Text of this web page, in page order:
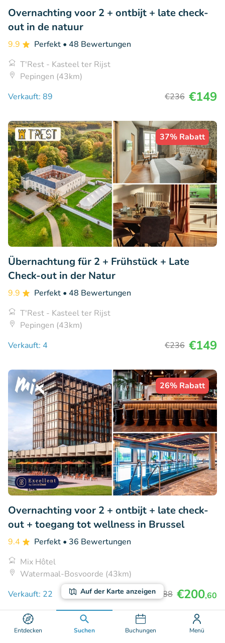
Entdecken Suchen Buchungen Menü
Auf der Karte anzeigen
Overnachting voor 2 + ontbijt + late check-
out in de natuur
9.9 Perfekt • 48 Bewertungen
T'Rest - Kasteel ter Rijst
Pepingen (43km)
Verkauft: 89
€236 €149
37% Rabatt
Übernachtung für 2 + Frühstück + Late
Check-out in der Natur
9.9 Perfekt • 48 Bewertungen
T'Rest - Kasteel ter Rijst
Pepingen (43km)
Verkauft: 4
€236 €149
26% Rabatt
Overnachting voor 2 + ontbijt + late check-
out + toegang tot wellness in Brussel
9.4 Perfekt • 36 Bewertungen
Mix Hôtel
Watermaal-Bosvoorde (43km)
Verkauft: 22
€272 ,88 €200,60
26% Rabatt